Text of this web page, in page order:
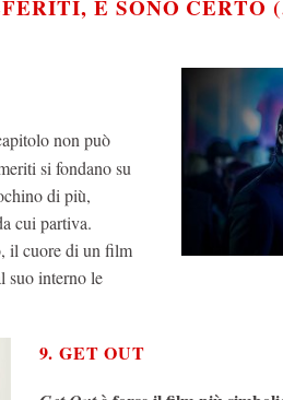
E SONO CERTO
non può
si fondano su
di più,
cui partiva.
il cuore di un film
suo interno le
9. GET OUT